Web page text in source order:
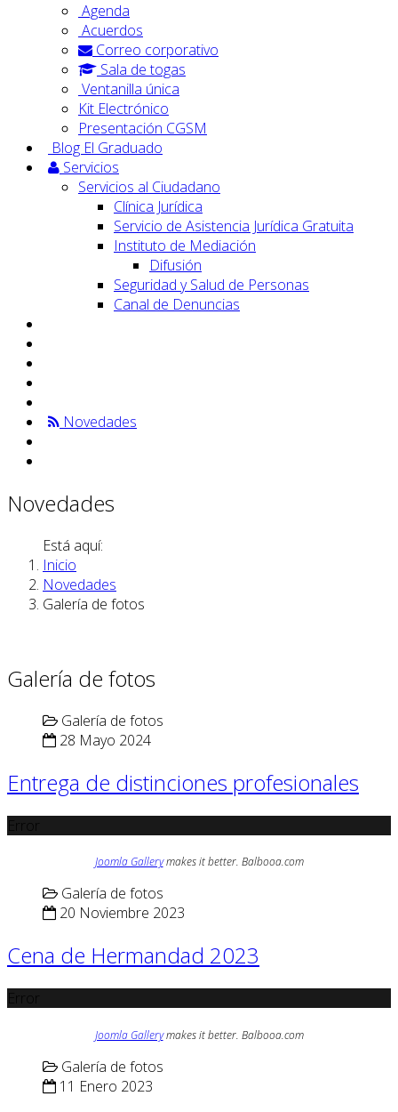
Agenda
Acuerdos
Correo corporativo
Sala de togas
Ventanilla única
Kit Electrónico
Presentación CGSM
Blog El Graduado
Servicios
Servicios al Ciudadano
Clínica Jurídica
Servicio de Asistencia Jurídica Gratuita
Instituto de Mediación
Difusión
Seguridad y Salud de Personas
Canal de Denuncias
Novedades
Novedades
Está aquí:
Inicio
Novedades
Galería de fotos
Galería de fotos
Galería de fotos
28 Mayo 2024
Entrega de distinciones profesionales
Joomla Gallerymakes it better. Balbooa.com
Galería de fotos
20 Noviembre 2023
Cena de Hermandad 2023
Joomla Gallerymakes it better. Balbooa.com
Galería de fotos
11 Enero 2023